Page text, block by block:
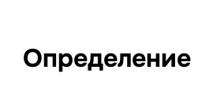
Определение